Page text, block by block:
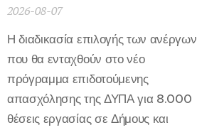
2026-08-07
Η διαδικασία επιλογής των ανέργων
που θα ενταχθούν στο νέο
πρόγραμμα επιδοτούμενης
απασχόλησης της ΔΥΠΑ για 8.000
θέσεις εργασίας σε Δήμους και